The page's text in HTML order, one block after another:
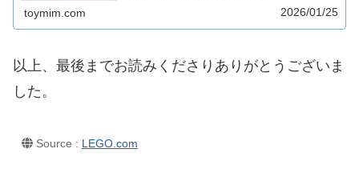
toymim.com 2026/01/25
以上、最後までお読みくださりありがとうございま
した。
Source : LEGO.com